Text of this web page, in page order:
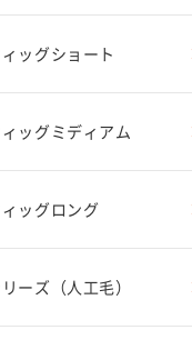
ッグショート
ッグミディアム
ッグロング
ーズ（人工毛）